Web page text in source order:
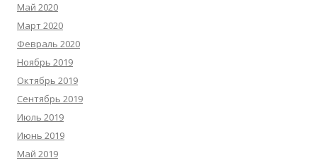
Май 2020
Март 2020
Февраль 2020
Ноябрь 2019
Октябрь 2019
Сентябрь 2019
Июль 2019
Июнь 2019
Май 2019